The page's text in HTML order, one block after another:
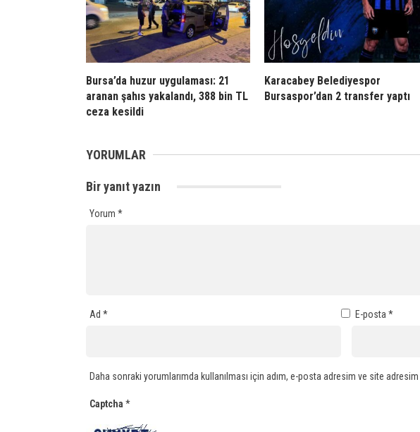
Bursa’da huzur uygulaması: 21
aranan şahıs yakalandı, 388 bin TL
ceza kesildi
Karacabey Belediyespor
Bursaspor’dan 2 transfer yaptı
YORUMLAR
Bir yanıt yazın
Yorum *
Ad * E-posta *
Daha sonraki yorumlarımda kullanılması için adım, e-posta adresim ve site adresim
Captcha *